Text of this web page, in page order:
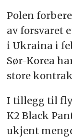
Polen
av forsvaret
i Ukraina i
Sør-Korea
store
I tillegg til
K2 Black
ukjent